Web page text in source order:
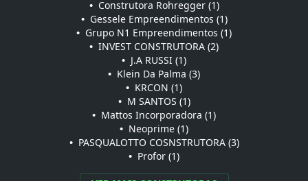
• Construtora Rohregger (1)
• Gessele Empreendimentos (1)
• Grupo N1 Empreendimentos (1)
• INVEST CONSTRUTORA (2)
• J.A RUSSI (1)
• Klein Da Palma (3)
• KRCON (1)
• M SANTOS (1)
• Mattos Incorporadora (1)
• Neoprime (1)
• PASQUALOTTO COSNSTRUTORA (3)
• Profor (1)